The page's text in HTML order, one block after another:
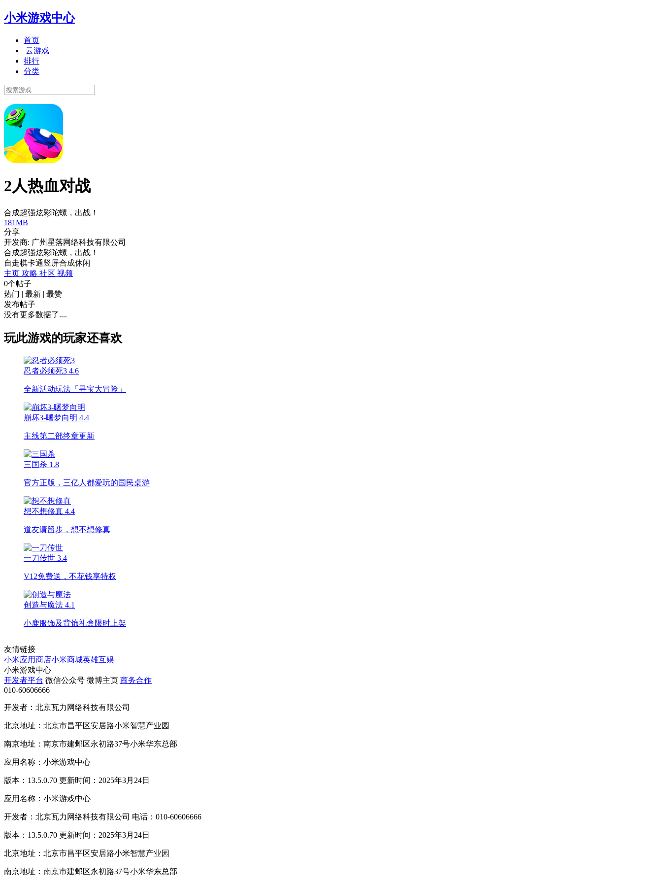
小米游戏中心
首页
云游戏
排行
分类
2人热血对战
合成超强炫彩陀螺，出战！
181MB
分享
开发商: 广州星落网络科技有限公司
合成超强炫彩陀螺，出战！
自走棋卡通竖屏合成休闲
主页 攻略 社区 视频
0个帖子
热门 | 最新 | 最赞
发布帖子
没有更多数据了....
玩此游戏的玩家还喜欢
忍者必须死3 4.6
全新活动玩法「寻宝大冒险」
崩坏3-曙梦向明 4.4
主线第二部终章更新
三国杀 1.8
官方正版，三亿人都爱玩的国民桌游
想不想修真 4.4
道友请留步，想不想修真
一刀传世 3.4
V12免费送，不花钱享特权
创造与魔法 4.1
小鹿服饰及背饰礼盒限时上架
友情链接
小米应用商店小米商城英雄互娱
小米游戏中心
开发者平台 微信公众号 微博主页 商务合作
010-60606666
开发者：北京瓦力网络科技有限公司
北京地址：北京市昌平区安居路小米智慧产业园
南京地址：南京市建邺区永初路37号小米华东总部
应用名称：小米游戏中心
版本：13.5.0.70 更新时间：2025年3月24日
应用名称：小米游戏中心
开发者：北京瓦力网络科技有限公司 电话：010-60606666
版本：13.5.0.70 更新时间：2025年3月24日
北京地址：北京市昌平区安居路小米智慧产业园
南京地址：南京市建邺区永初路37号小米华东总部